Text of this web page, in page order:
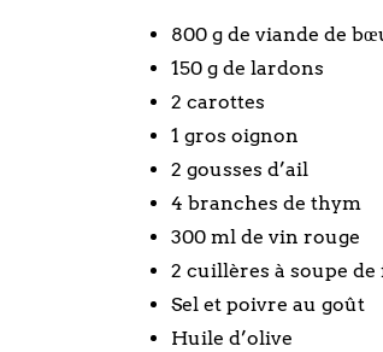
800 g de viande de
150 g de lardons
2 carottes
1 gros oignon
2 gousses d’ail
4 branches de thym
300 ml de vin rouge
2 cuillères à soupe de
Sel et poivre au goût
Huile d’olive